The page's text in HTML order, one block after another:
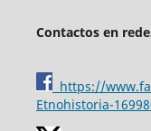
Contactos en
https://
Etnohistoria-